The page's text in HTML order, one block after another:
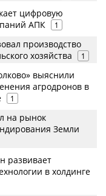
цифровую
АПК
1
производство
хозяйства
1
выяснили
агродронов в
1
на рынок
Земли
развивает
в холдинге